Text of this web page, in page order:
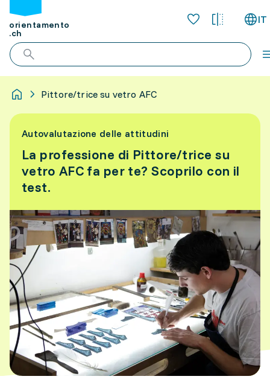
orientamento
.ch
IT
Pittore/trice su vetro AFC
Autovalutazione delle attitudini
La professione di Pittore/trice su
vetro AFC fa per te? Scoprilo con il
test.